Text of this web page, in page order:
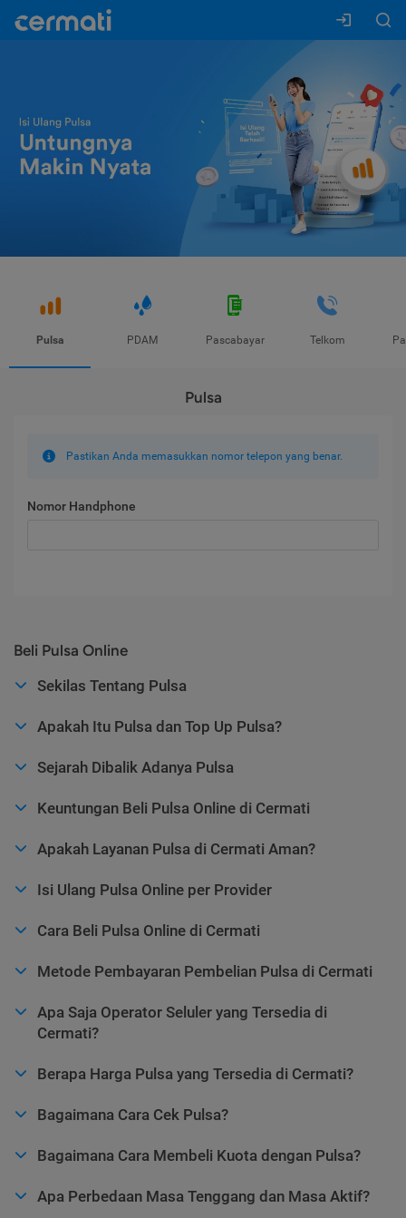
Pulsa PDAM Pascabayar Telkom
Pulsa
Pastikan Anda memasukkan nomor telepon yang benar.
Nomor Handphone
Beli Pulsa Online
Sekilas Tentang Pulsa
Apakah Itu Pulsa dan Top Up Pulsa?
Sejarah Dibalik Adanya Pulsa
Keuntungan Beli Pulsa Online di Cermati
Apakah Layanan Pulsa di Cermati Aman?
Isi Ulang Pulsa Online per Provider
Cara Beli Pulsa Online di Cermati
Metode Pembayaran Pembelian Pulsa di Cermati
Apa Saja Operator Seluler yang Tersedia di
Cermati?
Berapa Harga Pulsa yang Tersedia di Cermati?
Bagaimana Cara Cek Pulsa?
Bagaimana Cara Membeli Kuota dengan Pulsa?
Apa Perbedaan Masa Tenggang dan Masa Aktif?